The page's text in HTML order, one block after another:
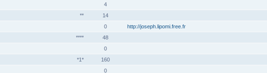
4
**
14
0 http://joseph.lipomi.free.fr
****
48
0
*1*
160
0